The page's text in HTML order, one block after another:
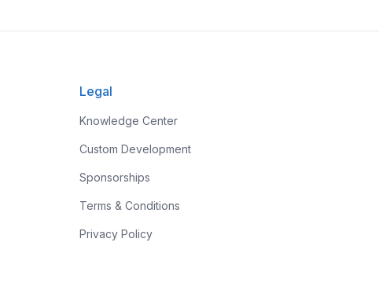
Legal
Knowledge Center
Custom Development
Sponsorships
Terms & Conditions
Privacy Policy